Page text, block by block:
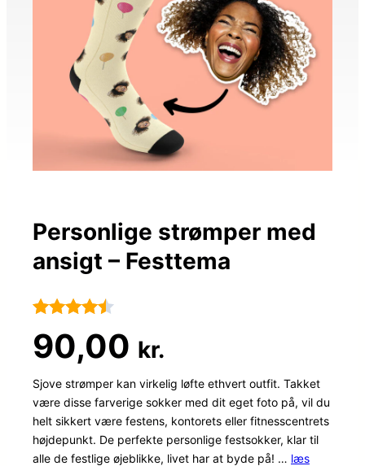
Personlige strømper med
ansigt – Festtema
som 4.4
ud af 5
baseret
på
kundebedø
90,00 kr.
Sjove strømper kan virkelig løfte ethvert outfit. Takket
være disse farverige sokker med dit eget foto på, vil du
helt sikkert være festens, kontorets eller fitnesscentrets
højdepunkt. De perfekte personlige festsokker, klar til
alle de festlige øjeblikke, livet har at byde på! … læs